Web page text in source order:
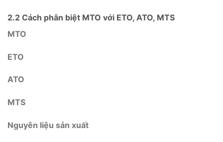
2.2 Cách phân biệt MTO với ETO, ATO, MTS
MTO
ETO
ATO
MTS
Nguyên liệu sản xuất